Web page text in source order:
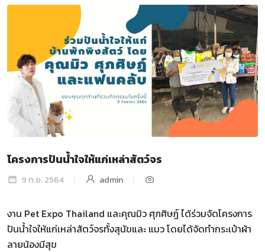
โครงการปันน้ำใจให้แก่เหล่าสัตว์จร
9 ก.ย. 2564 admin
งาน Pet Expo Thailand และคุณมิว ศุภศิษฏ์ ได้ร่วมจัดโครงการ
ปันน้ำใจให้แก่เหล่าสัตว์จรทั้งสุนัขและ แมว โดยได้จัดทำกระเป๋าผ้า
ลายน้องมีสุข